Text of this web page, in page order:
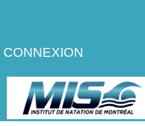
CONNEXION